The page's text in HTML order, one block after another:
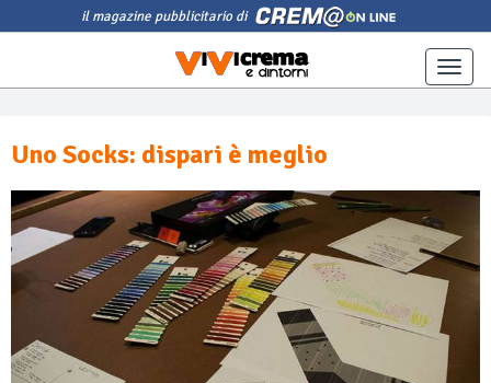
il magazine pubblicitario di
Toggle
Uno Socks: dispari è meglio